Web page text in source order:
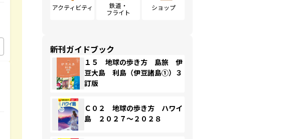
アクティビティ
鉄道・
フライト
ショップ
新刊ガイドブック
１５ 地球の歩き方 島旅 伊
豆大島 利島（伊豆諸島①）３
訂版
Ｃ０２ 地球の歩き方 ハワイ
島 ２０２７～２０２８